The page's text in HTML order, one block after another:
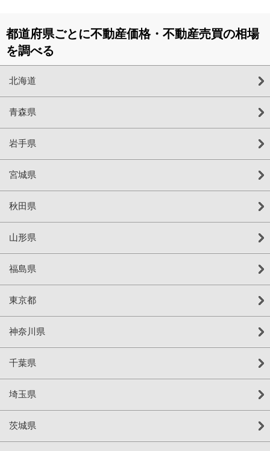
都道府県ごとに不動産価格・不動産売買の相場
を調べる
北海道
青森県
岩手県
宮城県
秋田県
山形県
福島県
東京都
神奈川県
千葉県
埼玉県
茨城県